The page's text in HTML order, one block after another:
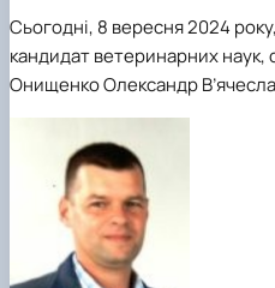
Сьогодні, 8 вересня 2024
кандидат ветеринарних
Онищенко Олександр